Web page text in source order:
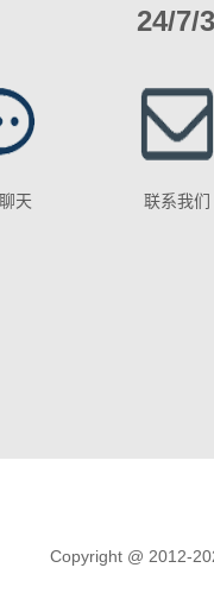
24/7/
天 联系我们
Copyright @ 2012-